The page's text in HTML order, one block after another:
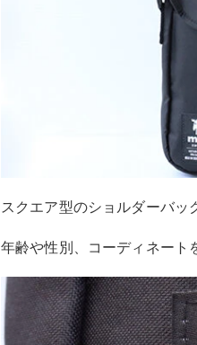
スクエア型のショルダーバッ
年齢や性別、コーディネート